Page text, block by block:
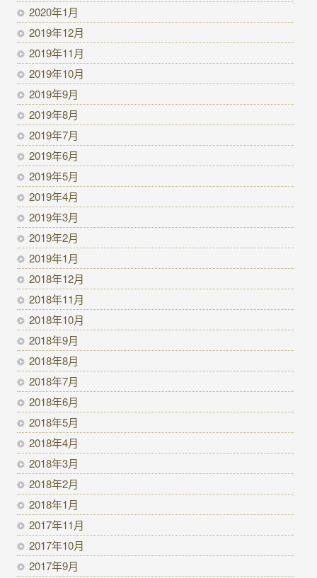
2020年1月
2019年12月
2019年11月
2019年10月
2019年9月
2019年8月
2019年7月
2019年6月
2019年5月
2019年4月
2019年3月
2019年2月
2019年1月
2018年12月
2018年11月
2018年10月
2018年9月
2018年8月
2018年7月
2018年6月
2018年5月
2018年4月
2018年3月
2018年2月
2018年1月
2017年11月
2017年10月
2017年9月